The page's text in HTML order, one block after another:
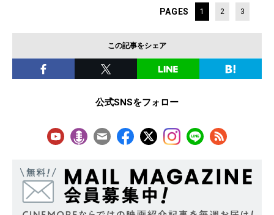
PAGES 1 2 3
この記事をシェア
公式SNSをフォロー